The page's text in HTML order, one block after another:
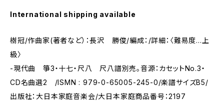
International shipping available
樹冠/作曲家(著者など）：長沢 勝俊/編成：/詳細：〈難易度…上
級〉
-現代曲 箏3・十七・尺八 尺八譜別売。音源：カセットNo.3・
CD名曲選2 /ISMN : 979-0-65005-245-0/楽譜サイズB5/
出版社：大日本家庭音楽会/大日本家庭商品番号：2197